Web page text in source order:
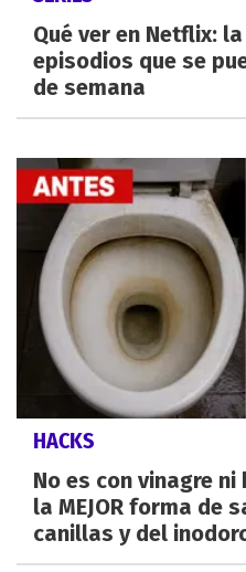
Qué ver en Netflix:
episodios que se
de semana
HACKS
No es con vinagre
la MEJOR forma de
canillas y del